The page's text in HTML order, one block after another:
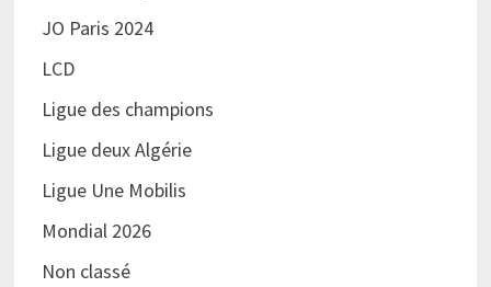
JO Paris 2024
LCD
Ligue des champions
Ligue deux Algérie
Ligue Une Mobilis
Mondial 2026
Non classé